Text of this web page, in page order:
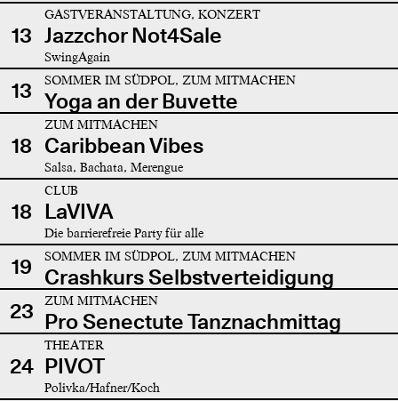
13
GASTVERANSTALTUNG, KONZERT
Jazzchor Not4Sale
SwingAgain
13 SOMMER IM SÜDPOL, ZUM MITMACHEN
Yoga an der Buvette
18
ZUM MITMACHEN
Caribbean Vibes
Salsa, Bachata, Merengue
18
CLUB
LaVIVA
Die barrierefreie Party für alle
19 SOMMER IM SÜDPOL, ZUM MITMACHEN
Crashkurs Selbstverteidigung
23
ZUM MITMACHEN
Pro Senectute Tanznachmittag
24
THEATER
PIVOT
Polivka/Hafner/Koch